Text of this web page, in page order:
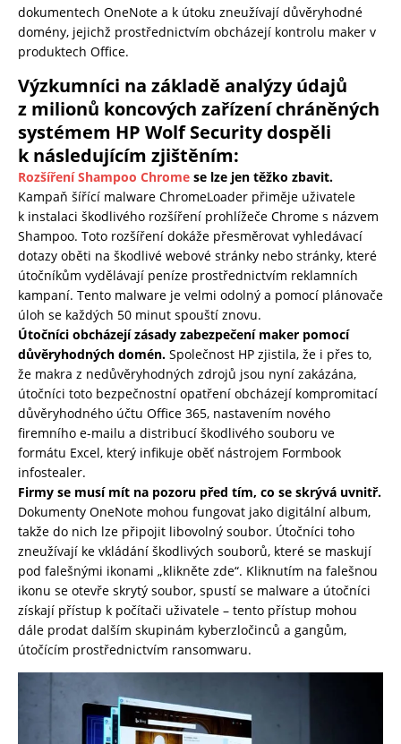
dokumentech OneNote a k útoku zneužívají důvěryhodné
domény, jejichž prostřednictvím obcházejí kontrolu maker v
produktech Office.
Výzkumníci na základě analýzy údajů
z milionů koncových zařízení chráněných
systémem HP Wolf Security dospěli
k následujícím zjištěním:
Rozšíření Shampoo Chrome se lze jen těžko zbavit.
Kampaň šířící malware ChromeLoader přiměje uživatele
k instalaci škodlivého rozšíření prohlížeče Chrome s názvem
Shampoo. Toto rozšíření dokáže přesměrovat vyhledávací
dotazy oběti na škodlivé webové stránky nebo stránky, které
útočníkům vydělávají peníze prostřednictvím reklamních
kampaní. Tento malware je velmi odolný a pomocí plánovače
úloh se každých 50 minut spouští znovu.
Útočníci obcházejí zásady zabezpečení maker pomocí
důvěryhodných domén. Společnost HP zjistila, že i přes to,
že makra z nedůvěryhodných zdrojů jsou nyní zakázána,
útočníci toto bezpečnostní opatření obcházejí kompromitací
důvěryhodného účtu Office 365, nastavením nového
firemního e-mailu a distribucí škodlivého souboru ve
formátu Excel, který infikuje oběť nástrojem Formbook
infostealer.
Firmy se musí mít na pozoru před tím, co se skrývá uvnitř.
Dokumenty OneNote mohou fungovat jako digitální album,
takže do nich lze připojit libovolný soubor. Útočníci toho
zneužívají ke vkládání škodlivých souborů, které se maskují
pod falešnými ikonami „klikněte zde“. Kliknutím na falešnou
ikonu se otevře skrytý soubor, spustí se malware a útočníci
získají přístup k počítači uživatele – tento přístup mohou
dále prodat dalším skupinám kyberzločinců a gangům,
útočícím prostřednictvím ransomwaru.